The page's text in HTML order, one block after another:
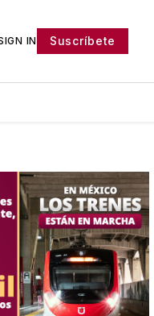
IN Suscríbete